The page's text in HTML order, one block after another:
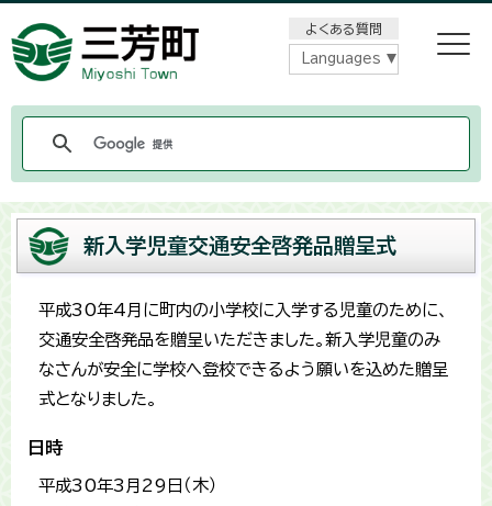
よくある質問
Languages
新入学児童交通安全啓発品贈呈式
平成30年4月に町内の小学校に入学する児童のために、
交通安全啓発品を贈呈いただきました。新入学児童のみ
なさんが安全に学校へ登校できるよう願いを込めた贈呈
式となりました。
日時
平成30年3月29日（木）